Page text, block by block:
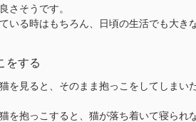
さそうです。
いる時はもちろん、日頃の生活でも大き
をする
を見ると、そのまま抱っこをしてしまい
を抱っこすると、猫が落ち着いて寝られ